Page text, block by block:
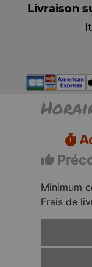
Livraison
Minimum
Frais de